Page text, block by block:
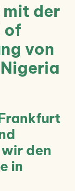
mit der
of
von
den
in